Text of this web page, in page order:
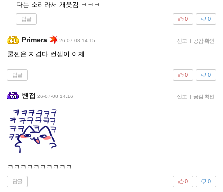
다는 소리라서 개웃김 ㅋㅋㅋ
답글 0
0
Primera 26-07-08 14:15 신고 | 공감 확인
쿨찐은 지겹다 컨셉이 이제
답글 0
0
벤접 26-07-08 14:16 신고 | 공감 확인
ㅋㅋㅋㅋㅋㅋㅋㅋㅋㅋ
답글 0
0